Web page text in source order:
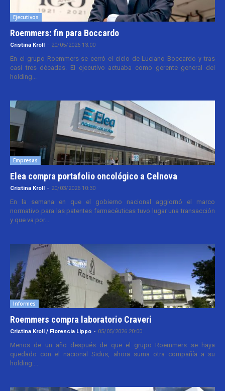
Ejecutivos
Roemmers: fin para Boccardo
Cristina Kroll - 20/05/2026 13:00
En el grupo Roemmers se cerró el ciclo de Luciano Boccardo y tras
casi tres décadas. El ejecutivo actuaba como gerente general del
holding...
Empresas
Elea compra portafolio oncológico a Celnova
Cristina Kroll - 20/03/2026 10:30
En la semana en que el gobierno nacional aggiornó el marco
normativo para las patentes farmacéuticas tuvo lugar una transacción
y que va por...
Informes
Roemmers compra laboratorio Craveri
Cristina Kroll / Florencia Lippo - 05/05/2026 20:00
Menos de un año después de que el grupo Roemmers se haya
quedado con el nacional Sidus, ahora suma otra compañía a su
holding....